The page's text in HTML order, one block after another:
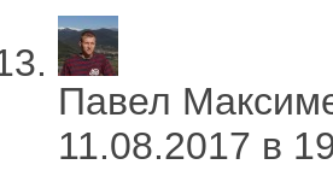
Павел
11.08.2017 в